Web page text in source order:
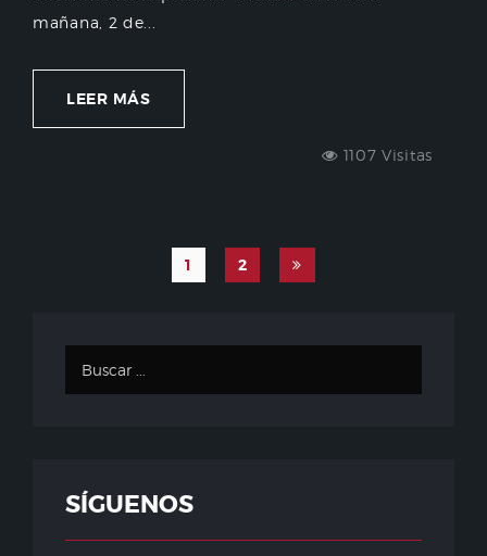
mañana, 2 de...
LEER MÁS
1107 Visitas
1 2
SÍGUENOS